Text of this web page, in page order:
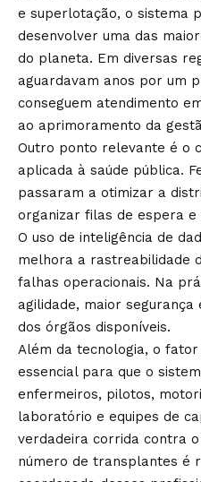
e superlotação, o sistema
desenvolver uma das
do planeta. Em diversas
aguardavam anos por um
conseguem atendimento
ao aprimoramento da
Outro ponto relevante é o
aplicada à saúde pública.
passaram a otimizar a
organizar filas de espera e
O uso de inteligência de
melhora a rastreabilidade
falhas operacionais. Na
agilidade, maior
dos órgãos disponíveis.
Além da tecnologia, o fator
essencial para que o
enfermeiros, pilotos,
laboratório e equipes de
verdadeira corrida contra
número de transplantes é